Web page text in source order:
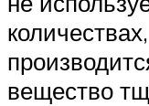
вещество